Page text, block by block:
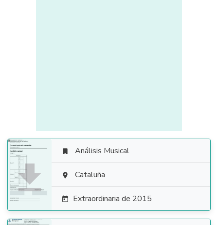

 Análisis Musical
 Cataluña
 Extraordinaria de 2015